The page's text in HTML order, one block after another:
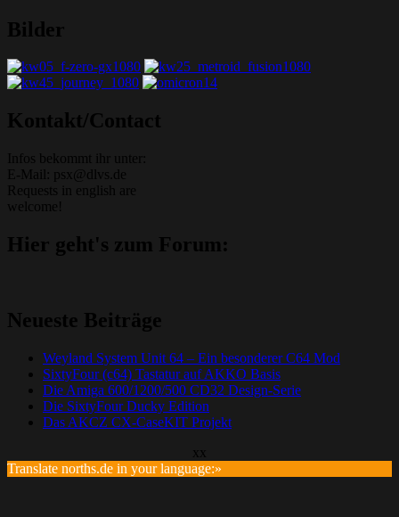
Bilder
Kontakt/Contact
Infos bekommt ihr unter:
E-Mail: psx@dlvs.de
Requests in english are
welcome!
Hier geht's zum Forum:
Neueste Beiträge
Weyland System Unit 64 – Ein besonderer C64 Mod
SixtyFour (c64) Tastatur auf AKKO Basis
Die Amiga 600/1200/500 CD32 Design-Serie
Die SixtyFour Ducky Edition
Das AKCZ CX-CaseKIT Projekt
xx
Translate norths.de in your language:»